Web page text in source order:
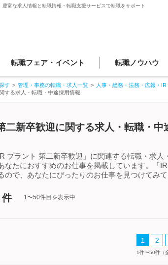
富な求人情報と転職情報・転職支援サービスで転職をサポート
転職フェア・イベント 転職ノウハウ
す 管理・事務の転職・求人一覧 人事・総務・法務・広報・
する求人・転職・中途採用情報
二新卒歓迎に関する求人・転職・中
プラント 第二新卒歓迎」に関連する転職・求
なたにおすすめのお仕事を掲載しています。「
ので、あなたにぴったりのお仕事を見つけてみ
件 1〜50件目を表示中
1 2
1件〜50件（